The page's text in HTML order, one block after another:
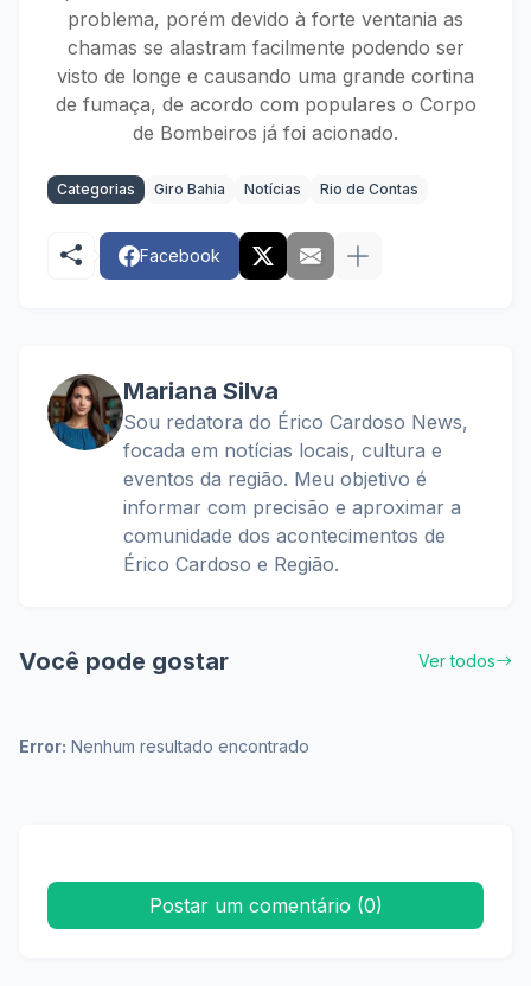
problema, porém devido à forte ventania as
chamas se alastram facilmente podendo ser
visto de longe e causando uma grande cortina
de fumaça, de acordo com populares o Corpo
de Bombeiros já foi acionado.
Categorias Giro Bahia Notícias Rio de Contas
Facebook
Mariana Silva
Sou redatora do Érico Cardoso News,
focada em notícias locais, cultura e
eventos da região. Meu objetivo é
informar com precisão e aproximar a
comunidade dos acontecimentos de
Érico Cardoso e Região.
Você pode gostar Ver todos
Error: Nenhum resultado encontrado
Postar um comentário (0)